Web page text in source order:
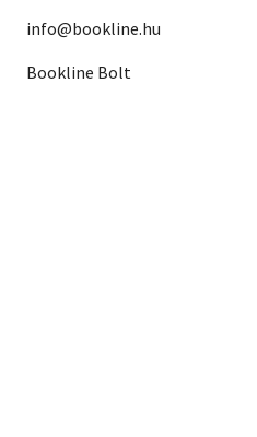
info@bookline.hu
Bookline Bolt